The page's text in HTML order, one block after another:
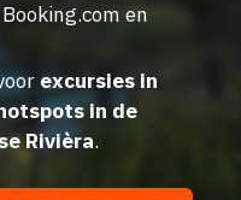
en
excursies in
in de
Rivièra.